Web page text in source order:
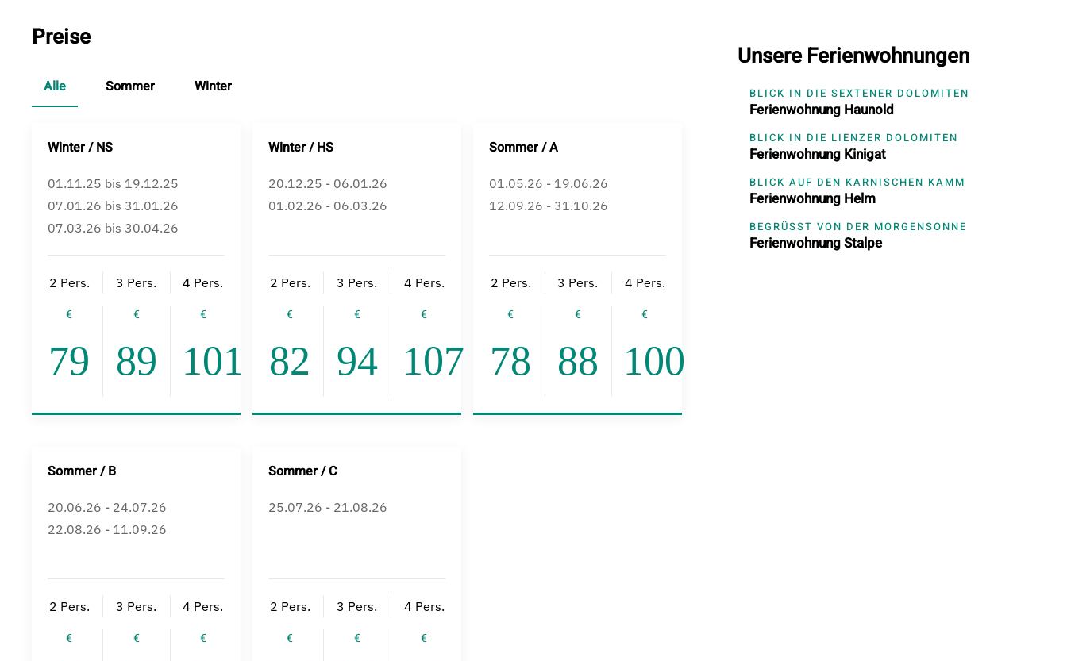
Preise
Alle Sommer Winter
Winter / NS
01.11.25 bis 19.12.25
07.01.26 bis 31.01.26
07.03.26 bis 30.04.26
2 Pers. 3 Pers. 4 Pers.
79 89 101
Winter / HS
20.12.25 - 06.01.26
01.02.26 - 06.03.26
2 Pers. 3 Pers. 4 Pers.
82 94 107
Sommer / A
01.05.26 - 19.06.26
12.09.26 - 31.10.26
2 Pers. 3 Pers. 4 Pers.
78 88 100
Sommer / B
20.06.26 - 24.07.26
22.08.26 - 11.09.26
2 Pers. 3 Pers. 4 Pers.
Sommer / C
25.07.26 - 21.08.26
2 Pers. 3 Pers. 4 Pers.
Unsere Ferienwohnungen
BLICK IN DIE SEXTENER DOLOMITEN
Ferienwohnung Haunold
BLICK IN DIE LIENZER DOLOMITEN
Ferienwohnung Kinigat
BLICK AUF DEN KARNISCHEN KAMM
Ferienwohnung Helm
BEGRÜSST VON DER MORGENSONNE
Ferienwohnung Stalpe